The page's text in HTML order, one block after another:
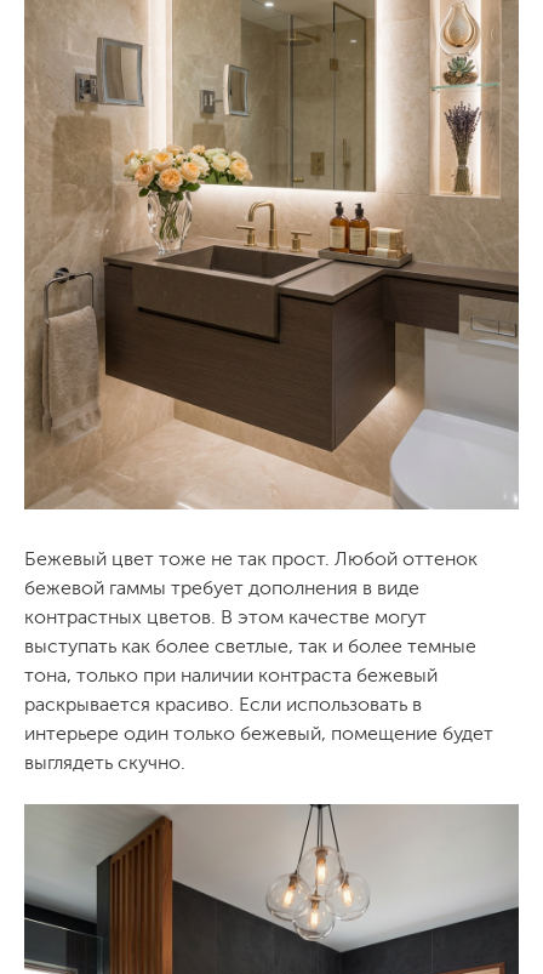
Бежевый цвет тоже не так прост. Любой оттенок
бежевой гаммы требует дополнения в виде
контрастных цветов. В этом качестве могут
выступать как более светлые, так и более темные
тона, только при наличии контраста бежевый
раскрывается красиво. Если использовать в
интерьере один только бежевый, помещение будет
выглядеть скучно.